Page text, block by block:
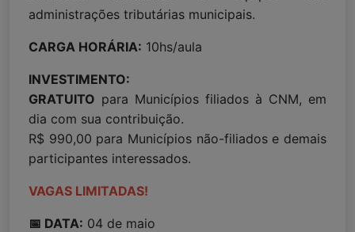
administrações tributárias municipais.
CARGA HORÁRIA: 10hs/aula
INVESTIMENTO:
GRATUITO para Municípios filiados à CNM, em
dia com sua contribuição.
R$ 990,00 para Municípios não-filiados e demais
participantes interessados.
VAGAS LIMITADAS!
📅 DATA: 04 de maio